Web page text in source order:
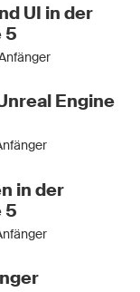
UI in der
5
Engine
in der
5